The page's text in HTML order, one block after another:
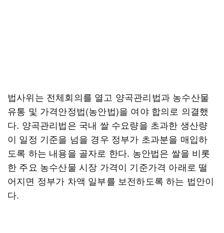
법사위는 전체회의를 열고 양곡관리법과 농수산물
유통 및 가격안정법(농안법)을 여야 합의로 의결했
다. 양곡관리법은 국내 쌀 수요량을 초과한 생산량
이 일정 기준을 넘을 경우 정부가 초과분을 매입하
도록 하는 내용을 골자로 한다. 농안법은 쌀을 비롯
한 주요 농수산물 시장 가격이 기준가격 아래로 떨
어지면 정부가 차액 일부를 보전하도록 하는 법안이
다.